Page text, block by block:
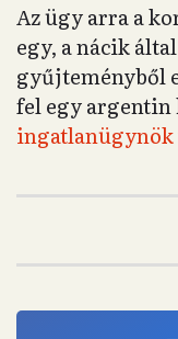
Az ügy arra a
egy, a nácik
gyűjteményből
fel egy argentin
ingatlanügynök